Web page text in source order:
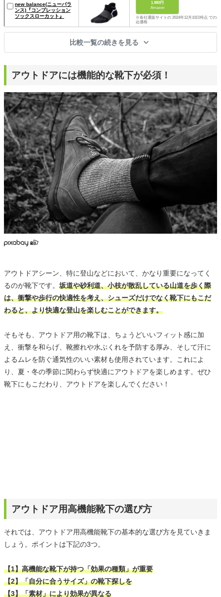
new balance(ニューバラ
ンス)『コンプレッション
ソックスローカット』
1,980円
Amazon
※各社通販サイトの 2024年12月10日時点 での税
込価格
比較一覧の続きを見る
アウトドアには機能的な靴下が必須！
アウトドアシーン、特に登山などにおいて、かなり重要になってく
るのが靴下です。 坂道や砂利道、小枝が散乱している山道を歩く際
は、衝撃や歩行の快適性を考え、シューズだけでなく靴下にもこだ
わると、より快適な登山を楽しむことができます。
そもそも、アウトドア用の靴下は、ちょうどいいフィット感に加
え、衝撃を和らげ、靴擦れや水ぶくれを予防する厚み、そして汗に
よるムレを防ぐ通気性のいい素材も使用されています。これによ
り、夏・冬の季節に関わらず快適にアウトドアを楽しめます。ぜひ
靴下にもこだわり、アウトドアを楽しんでください！
アウトドア用高機能靴下の選び方
それでは、アウトドア用高機能靴下の基本的な選び方を見ていきま
しょう。ポイントは下記の3つ。
【1】高機能な靴下が持つ「効果の種類」が重要
【2】「自分に合うサイズ」の靴下探しを
【3】「素材」により効果が異なる